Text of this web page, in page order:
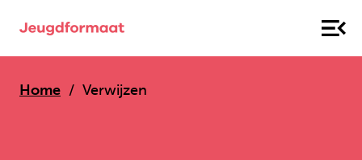
Home Verwijzen